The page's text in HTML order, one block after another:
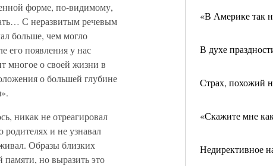
«В Америке так
В духе
Страх, похожий
«Скажите мне
Недирективное
форме, по-видимому,
С неразвитым речевым
больше, чем могло
его появления у нас
многое о своей жизни в
о большей глубине
никак не отреагировал
и не узнавал
Образы близких
но выразить это